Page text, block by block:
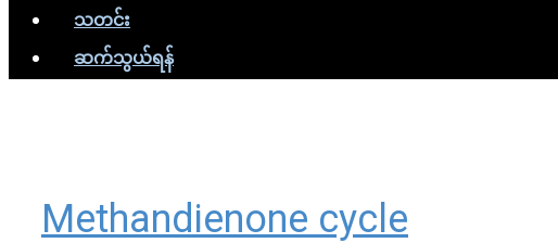
သတင်း
ဆက်သွယ်ရန်
Methandienone cycle